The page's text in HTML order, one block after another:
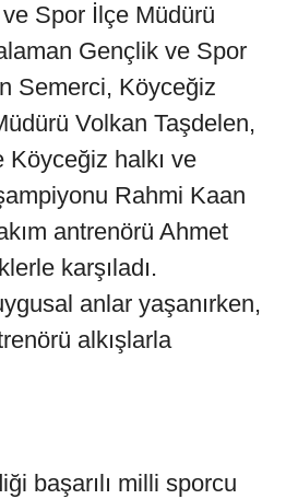
Spor İlçe Müdürü
Gençlik ve Spor
Semerci, Köyceğiz
Volkan Taşdelen,
halkı ve
Rahmi Kaan
antrenörü Ahmet
karşıladı.
anlar yaşanırken,
alkışlarla
başarılı milli sporcu